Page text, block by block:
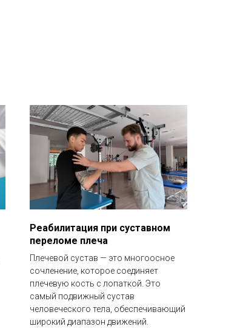
Реабилитация при суставном
переломе плеча
Плечевой сустав — это многоосное
сочленение, которое соединяет
плечевую кость с лопаткой. Это
самый подвижный сустав
человеческого тела, обеспечивающий
широкий диапазон движений.